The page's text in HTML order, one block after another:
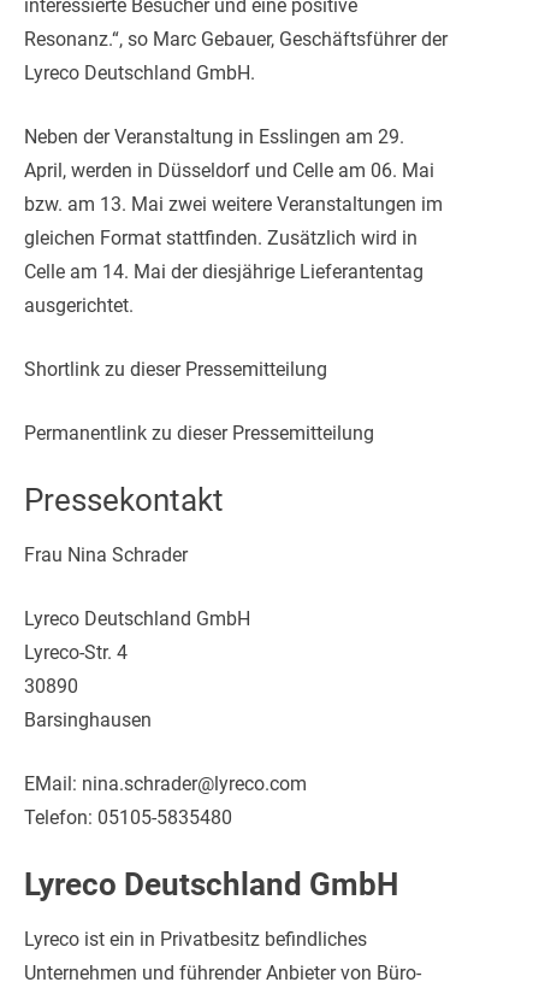
interessierte Besucher und eine positive
Resonanz.“, so Marc Gebauer, Geschäftsführer der
Lyreco Deutschland GmbH.
Neben der Veranstaltung in Esslingen am 29.
April, werden in Düsseldorf und Celle am 06. Mai
bzw. am 13. Mai zwei weitere Veranstaltungen im
gleichen Format stattfinden. Zusätzlich wird in
Celle am 14. Mai der diesjährige Lieferantentag
ausgerichtet.
Shortlink zu dieser Pressemitteilung
Permanentlink zu dieser Pressemitteilung
Pressekontakt
Frau Nina Schrader
Lyreco Deutschland GmbH
Lyreco-Str. 4
30890
Barsinghausen
EMail: nina.schrader@lyreco.com
Telefon: 05105-5835480
Lyreco Deutschland GmbH
Lyreco ist ein in Privatbesitz befindliches
Unternehmen und führender Anbieter von Büro-